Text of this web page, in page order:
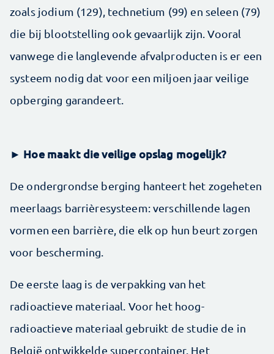
zoals jodium (129), technetium (99) en seleen (79)
die bij blootstelling ook gevaarlijk zijn. Vooral
vanwege die langlevende afvalproducten is er een
systeem nodig dat voor een miljoen jaar veilige
opberging garandeert.
► Hoe maakt die veilige opslag mogelijk?
De ondergrondse berging hanteert het zogeheten
meerlaags barrièresysteem: verschillende lagen
vormen een barrière, die elk op hun beurt zorgen
voor bescherming.
De eerste laag is de verpakking van het
radioactieve materiaal. Voor het hoog-
radioactieve materiaal gebruikt de studie de in
België ontwikkelde supercontainer. Het